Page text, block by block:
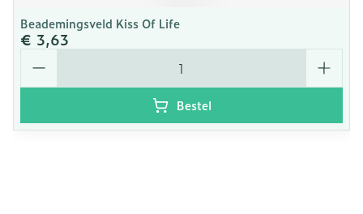
Beademingsveld Kiss Of Life
€ 3,63
Aantal
Bestel